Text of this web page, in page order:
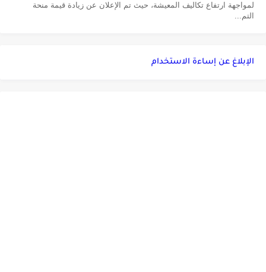
لمواجهة ارتفاع تكاليف المعيشة، حيث تم الإعلان عن زيادة قيمة منحة
التم...
الإبلاغ عن إساءة الاستخدام